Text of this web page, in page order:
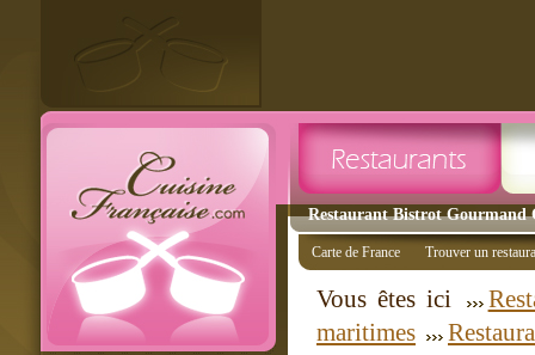
Restaurant Bistrot Gourmand
Carte de France Trouver un
Vous êtes ici
maritimes